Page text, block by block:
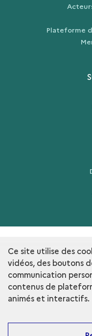
Plateforme
Découvrir la
Ce site utilise des
vidéos, des boutons
communication
contenus de
animés et interactifs.